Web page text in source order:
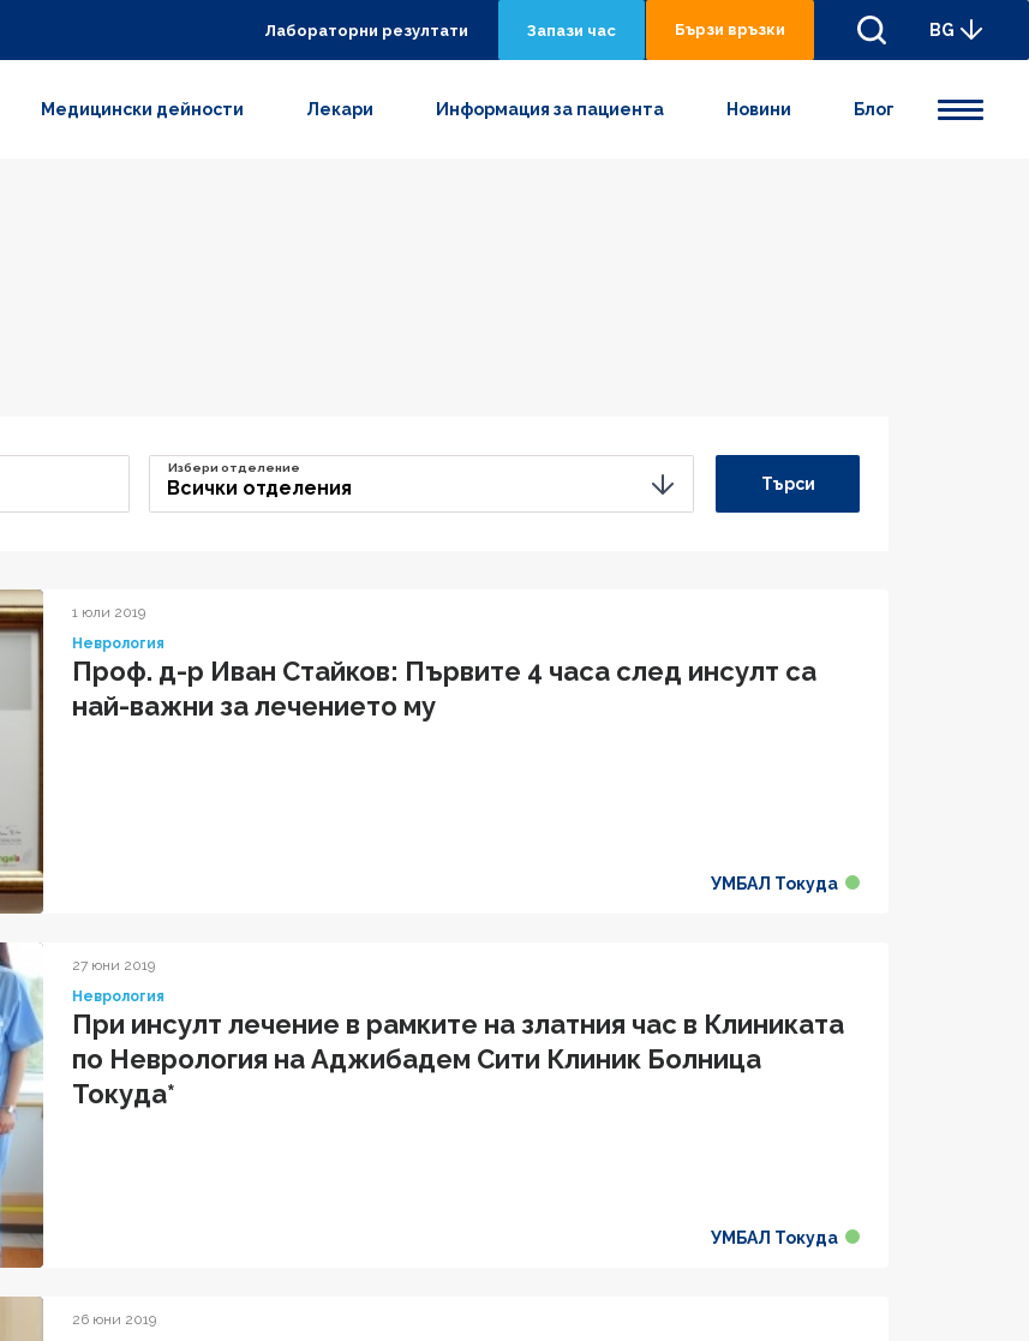
Лабораторни резултати Запази час Бързи връзки BG
Медицински дейности Лекари Информация за пациента Новини Блог
Всички отделения
Избери отделение
Търси
1 юли 2019
Неврология
Проф. д-р Иван Стайков: Първите 4 часа след инсулт са
най-важни за лечението му
УМБАЛ Токуда
27 юни 2019
Неврология
При инсулт лечение в рамките на златния час в Клиниката
по Неврология на Аджибадем Сити Клиник Болница
Токуда*
УМБАЛ Токуда
26 юни 2019